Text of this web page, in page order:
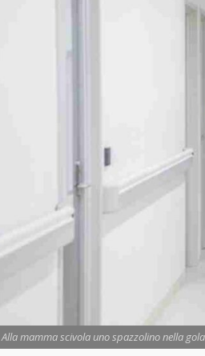
Alla mamma scivola uno spazzolino nella